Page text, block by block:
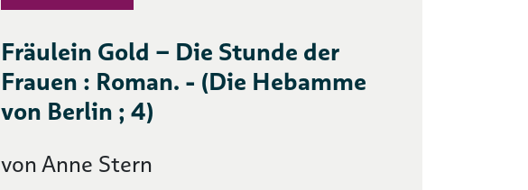
Fräulein Gold – Die Stunde der
Frauen : Roman. - (Die Hebamme
von Berlin ; 4)
von Anne Stern